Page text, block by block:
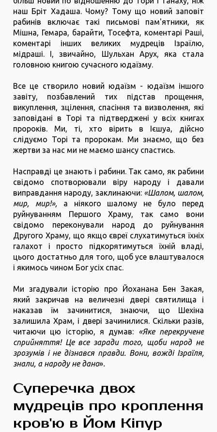
наш Бріт Хадаша. Чому? Тому що новий заповіт
рабинів включає такі письмові пам'ятники, як
Мішна, Гемара, барайти, Тосефта, коментарі Раші,
коментарі інших великих мудреців Ізраїлю,
мідраші. І, звичайно, Шульхан Арух, яка стала
головною книгою сучасного юдаїзму.
Все це створило новий юдаїзм - юдаїзм іншого
завіту, позбавлений тих підстав прощення,
викуплення, зцілення, спасіння та визволення, які
заповідані в Торі та підтверджені у всіх книгах
пророків. Ми, ті, хто вірить в Ієшуа, дійсно
слідуємо Торі та пророкам. Ми знаємо, що без
жертви за нас ми не маємо шансу спастись.
Насправді це знають і рабини. Так само, як рабини
свідомо спотворювали віру народу і давали
виправдання народу, заклинаючи: «Шалом, шалом,
мир, мир!», а ніякого шалому не було перед
руйнуванням Першого Храму, так само вони
свідомо переконували народ до руйнування
Другого Храму, що якщо євреї слухатимуться їхніх
галахот і просто підкорятимуться їхній владі,
цього достатньо для того, щоб усе влаштувалося
і якимось чином Бог усіх спас.
Ми згадували історію про Йоханана Бен Закая,
який закричав на величезні двері святилища і
наказав їм зачинитися, знаючи, що Шехіна
залишила Храм, і двері зачинилися. Скільки разів,
читаючи цю історію, я думав: «Яке перекручене
сприйняття! Це все заради того, щоби народ не
зрозумів і не дізнався правди. Вони, вожді Ізраїля,
знали, а народу не дано».
Суперечка двох
мудреців про кроплення
кров'ю в Йом Кіпур